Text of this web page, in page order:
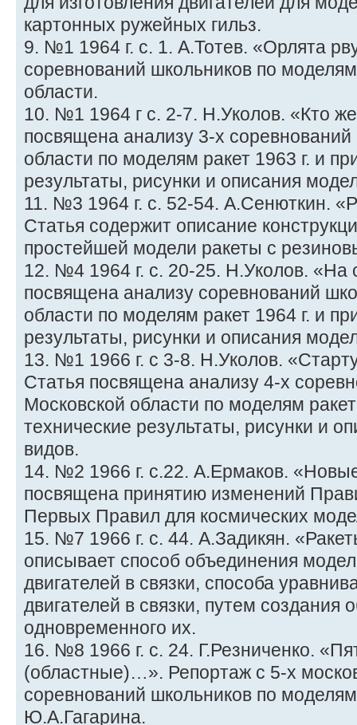
картонных ружейных гильз.
9. №1 1964 г. с. 1. А.Тотев. «Орлята
соревнований школьников по
области.
10. №1 1964 г с. 2-7. Н.Уколов. «Кто
посвящена анализу 3-х
области по моделям ракет 1963 г. и
результаты, рисунки и описания
11. №3 1964 г. с. 52-54. А.Сенюткин.
Статья содержит описание
простейшей модели ракеты с
12. №4 1964 г. с. 20-25. Н.Уколов. «На
посвящена анализу соревнований
области по моделям ракет 1964 г. и
результаты, рисунки и описания
13. №1 1966 г. с 3-8. Н.Уколов.
Статья посвящена анализу 4-х
Московской области по моделям
технические результаты, рисунки и
видов.
14. №2 1966 г. с.22. А.Ермаков.
посвящена принятию изменений
Первых Правил для космических
15. №7 1966 г. с. 44. А.Задикян.
описывает способ объединения
двигателей в связки, способа
двигателей в связки, путем создания
одновременного их.
16. №8 1966 г. с. 24. Г.Резниченко.
(областные)…». Репортаж с 5-х
соревнований школьников по
Ю.А.Гагарина.